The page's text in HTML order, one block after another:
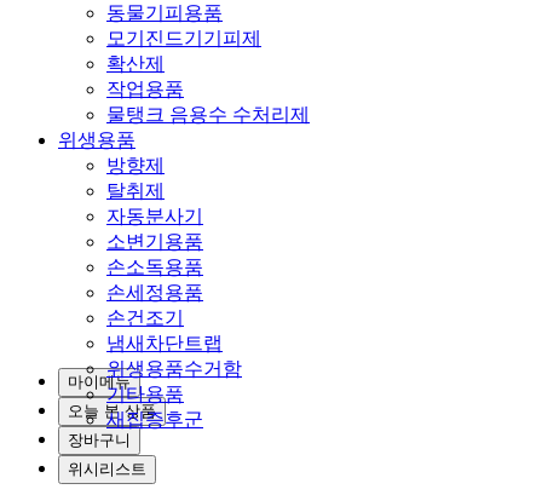
동물기피용품
모기진드기기피제
확산제
작업용품
물탱크 음용수 수처리제
위생용품
방향제
탈취제
자동분사기
소변기용품
손소독용품
손세정용품
손건조기
냄새차단트랩
위생용품수거함
기타용품
새집증후군
마이메뉴
오늘 본 상품
장바구니
위시리스트